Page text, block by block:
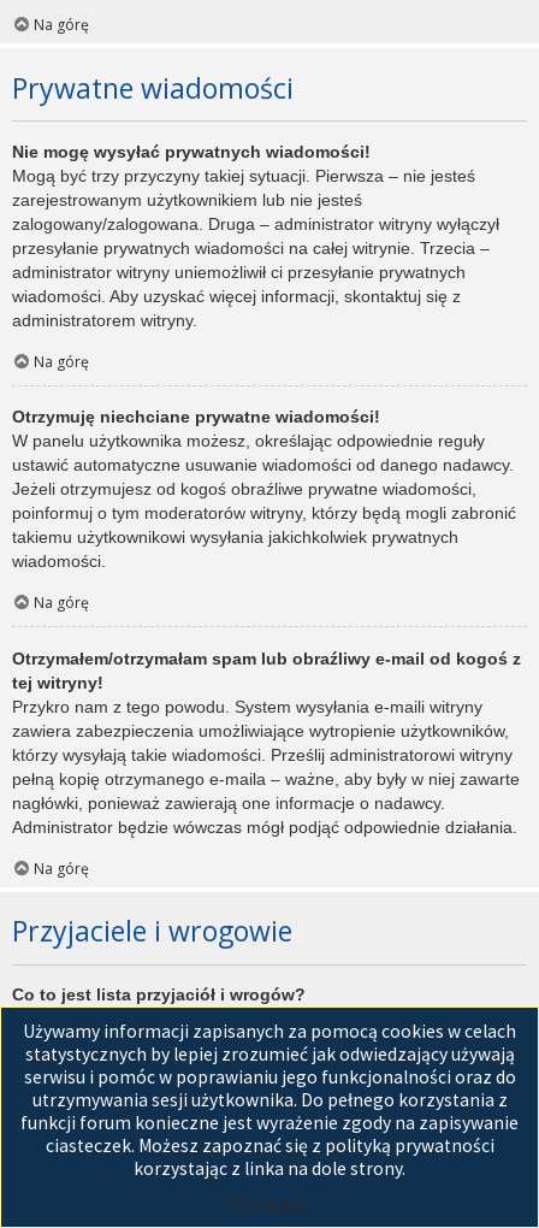
Na górę
Prywatne wiadomości
Nie mogę wysyłać prywatnych wiadomości!
Mogą być trzy przyczyny takiej sytuacji. Pierwsza – nie jesteś
zarejestrowanym użytkownikiem lub nie jesteś
zalogowany/zalogowana. Druga – administrator witryny wyłączył
przesyłanie prywatnych wiadomości na całej witrynie. Trzecia –
administrator witryny uniemożliwił ci przesyłanie prywatnych
wiadomości. Aby uzyskać więcej informacji, skontaktuj się z
administratorem witryny.
Na górę
Otrzymuję niechciane prywatne wiadomości!
W panelu użytkownika możesz, określając odpowiednie reguły
ustawić automatyczne usuwanie wiadomości od danego nadawcy.
Jeżeli otrzymujesz od kogoś obraźliwe prywatne wiadomości,
poinformuj o tym moderatorów witryny, którzy będą mogli zabronić
takiemu użytkownikowi wysyłania jakichkolwiek prywatnych
wiadomości.
Na górę
Otrzymałem/otrzymałam spam lub obraźliwy e-mail od kogoś z
tej witryny!
Przykro nam z tego powodu. System wysyłania e-maili witryny
zawiera zabezpieczenia umożliwiające wytropienie użytkowników,
którzy wysyłają takie wiadomości. Prześlij administratorowi witryny
pełną kopię otrzymanego e-maila – ważne, aby były w niej zawarte
nagłówki, ponieważ zawierają one informacje o nadawcy.
Administrator będzie wówczas mógł podjąć odpowiednie działania.
Na górę
Przyjaciele i wrogowie
Co to jest lista przyjaciół i wrogów?
użytkowników witryny. Użytkownicy dodani do listy przyjaciół będą
wyświetleni na karciePrzyjacieleznajdującej się w panelu
zarządzania kontem. Z tego poziomu można szybko sprawdzić ich
status, a także wysłać prywatną wiadomość. Zależnie od
używanego stylu witryny, posty tych użytkowników mogą być
wyróżniane. Jeśli użytkownik zostanie dodany do listy wrogów,
Używamy informacji zapisanych za pomocą cookies w celach
statystycznych by lepiej zrozumieć jak odwiedzający używają
serwisu i pomóc w poprawianiu jego funkcjonalności oraz do
utrzymywania sesji użytkownika. Do pełnego korzystania z
funkcji forum konieczne jest wyrażenie zgody na zapisywanie
ciasteczek. Możesz zapoznać się z polityką prywatności
korzystając z linka na dole strony.
Akceptuję